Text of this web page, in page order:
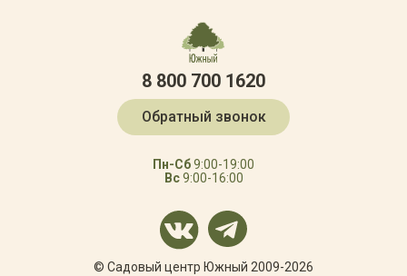
8 800 700 1620
Обратный звонок
Пн-Сб9:00-19:00
Вс9:00-16:00
© Садовый центр Южный 2009-2026